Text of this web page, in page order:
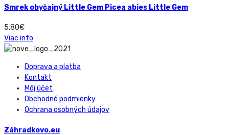
Smrek obyčajný Little Gem Picea abies Little Gem
5,80€
Viac info
Doprava a platba
Kontakt
Môj účet
Obchodné podmienky
Ochrana osobných údajov
Záhradkovo.eu